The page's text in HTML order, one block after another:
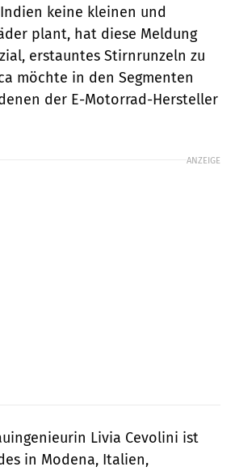
keine kleinen und
plant, hat diese Meldung
erstauntes Stirnrunzeln zu
möchte in den Segmenten
der E-Motorrad-Hersteller
ANZEIGE
Livia Cevolini ist
in Modena, Italien,